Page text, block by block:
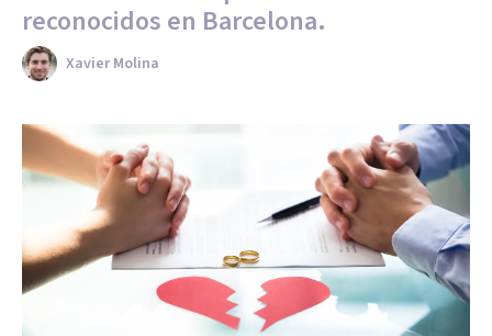
reconocidos en Barcelona.
Xavier Molina